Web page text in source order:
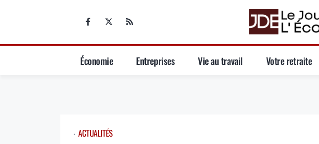
Économie Entreprises Vie au travail Votre retraite
⋅ ACTUALITÉS